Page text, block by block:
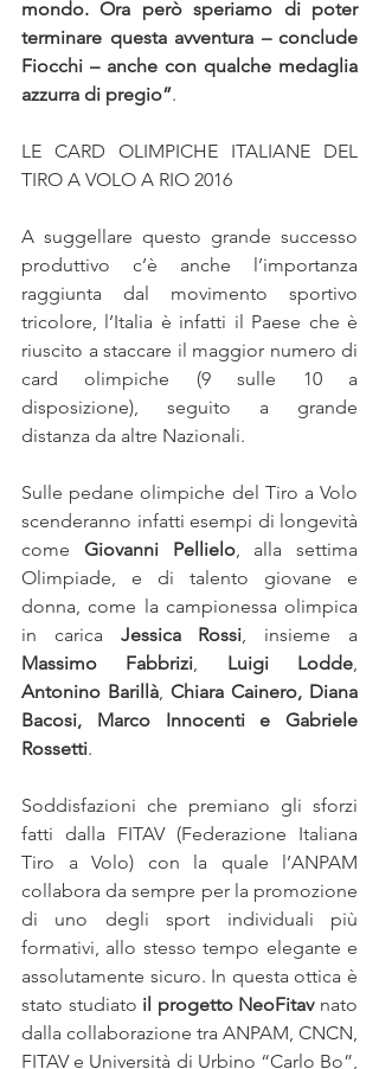
mondo. Ora però speriamo di poter
terminare questa avventura – conclude
Fiocchi – anche con qualche medaglia
azzurra di pregio”.
LE CARD OLIMPICHE ITALIANE DEL
TIRO A VOLO A RIO 2016
A suggellare questo grande successo
produttivo c’è anche l’importanza
raggiunta dal movimento sportivo
tricolore, l’Italia è infatti il Paese che è
riuscito a staccare il maggior numero di
card olimpiche (9 sulle 10 a
disposizione), seguito a grande
distanza da altre Nazionali.
Sulle pedane olimpiche del Tiro a Volo
scenderanno infatti esempi di longevità
come Giovanni Pellielo, alla settima
Olimpiade, e di talento giovane e
donna, come la campionessa olimpica
in carica Jessica Rossi
Massimo Fabbrizi, Luigi Lodde
Antonino Barillà, Chiara Cainero, Diana
Bacosi, Marco Innocenti e Gabriele
Rossetti.
Soddisfazioni che premiano gli sforzi
fatti dalla FITAV (Federazione Italiana
Tiro a Volo) con la quale l’ANPAM
collabora da sempre per la promozione
di uno degli sport individuali più
formativi, allo stesso tempo elegante e
assolutamente sicuro. In questa ottica è
stato studiato il progetto NeoFitav nato
dalla collaborazione tra ANPAM, CNCN,
FITAV e Università di Urbino “Carlo Bo”,